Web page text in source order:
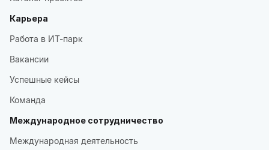
Карьера
Работа в ИТ-парк
Вакансии
Успешные кейсы
Команда
Международное сотрудничество
Международная деятельность